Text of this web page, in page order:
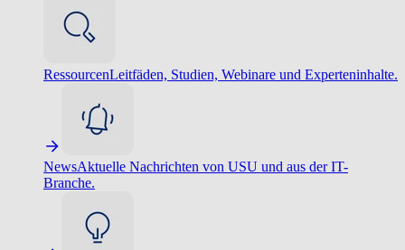
RessourcenLeitfäden, Studien, Webinare und Experteninhalte.
NewsAktuelle Nachrichten von USU und aus der IT-
Branche.